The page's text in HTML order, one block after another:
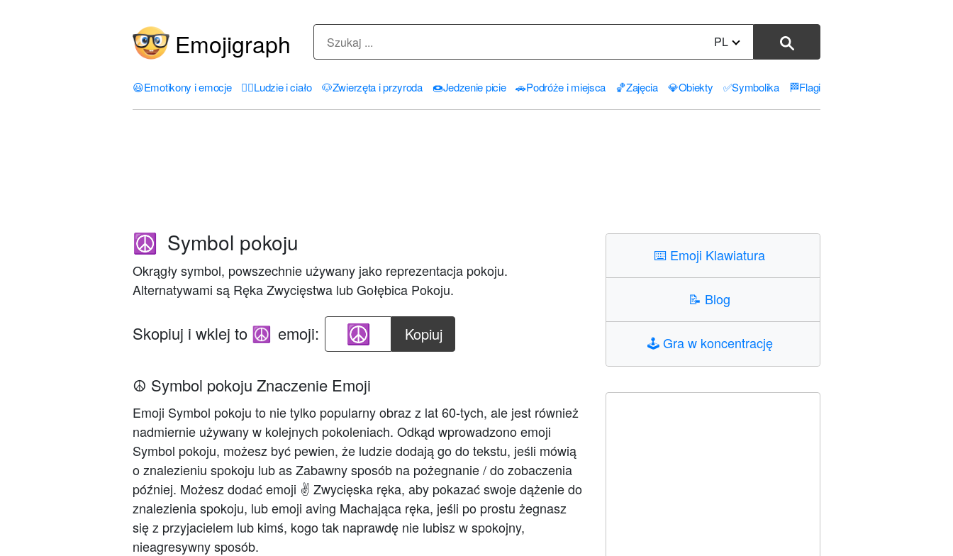
Emojigraph PL
😃Emotikony i emocje 🤦‍♀️Ludzie i ciało 🐶Zwierzęta i przyroda 🍩Jedzenie picie 🚗Podróże i miejsca 🏀Zajęcia 💎Obiekty ✅Symbolika 🏁Flagi
☮️ Symbol pokoju
Okrągły symbol, powszechnie używany jako reprezentacja pokoju.
Alternatywami są Ręka Zwycięstwa lub Gołębica Pokoju.
Skopiuj i wklej to ☮️ emoji: Kopiuj
☮️ Symbol pokoju Znaczenie Emoji
Emoji Symbol pokoju to nie tylko popularny obraz z lat 60-tych, ale jest również
nadmiernie używany w kolejnych pokoleniach. Odkąd wprowadzono emoji
Symbol pokoju, możesz być pewien, że ludzie dodają go do tekstu, jeśli mówią
o znalezieniu spokoju lub as Zabawny sposób na pożegnanie / do zobaczenia
później. Możesz dodać emoji ✌️ Zwycięska ręka, aby pokazać swoje dążenie do
znalezienia spokoju, lub emoji aving Machająca ręka, jeśli po prostu żegnasz
się z przyjacielem lub kimś, kogo tak naprawdę nie lubisz w spokojny,
nieagresywny sposób.
⌨️ Emoji Klawiatura
📝 Blog
🕹️Gra w koncentrację